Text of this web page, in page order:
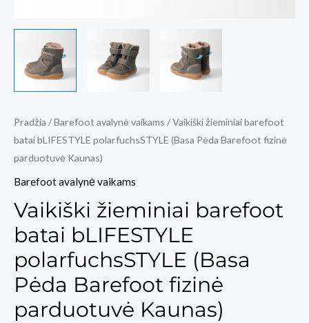
Pradžia /Barefoot avalynė vaikams / Vaikiški žieminiai barefoot
batai bLIFESTYLE polarfuchsSTYLE (Basa Pėda Barefoot fizinė
parduotuvė Kaunas)
Barefoot avalynė vaikams
Vaikiški žieminiai barefoot
batai bLIFESTYLE
polarfuchsSTYLE (Basa
Pėda Barefoot fizinė
parduotuvė Kaunas)